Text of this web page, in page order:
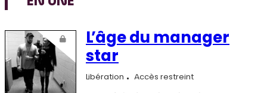
L’âge du manager
star
Libération Accès restreint